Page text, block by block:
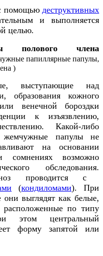
помощью деструктивных
и выполняется
целью.
полового члена
папиллярные папулы,
)
выступающие над
образования кожного
венечной бороздки
к изъязвлению,
Какой-либо
жемчужные папулы не
на основании
сомнениях возможно
обследования.
проводится с
(кондиломами). При
они выглядят как белые,
расположенные по типу
этом центральный
форму запятой или